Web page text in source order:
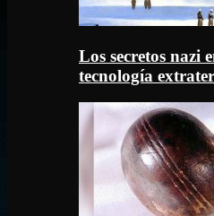
Los secretos nazi
tecnología